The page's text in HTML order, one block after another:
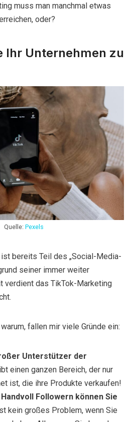
muss man manchmal etwas
oder?
Ihr Unternehmen zu
Quelle: Pexels
ist bereits Teil des „Social-Media-
seiner immer weiter
verdient das TikTok-Marketing
fallen mir viele Gründe ein:
Unterstützer der
einen ganzen Bereich, der nur
ist, die ihre Produkte verkaufen!
Followern können Sie
kein großes Problem, wenn Sie